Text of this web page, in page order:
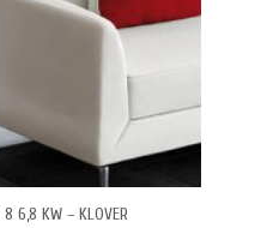
8 6,8 KW – KLOVER